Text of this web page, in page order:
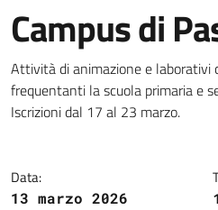
Campus di
Dettagli della
Attività di animazione e
frequentanti la scuola primaria e
Iscrizioni dal 17 al 23 marzo.
Data:
13 marzo 2026